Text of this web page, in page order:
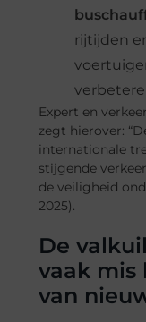
rijtijden
Expert en
zegt hierover:
internationale
stijgende
de veiligheid
2025).
De
vaak mis
van